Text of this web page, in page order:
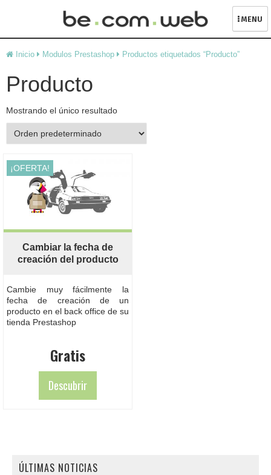
to
MENU
Inicio Modulos Prestashop Productos etiquetados “Producto”
Producto
Mostrando el único resultado
¡OFERTA!
Cambiar la fecha de
creación del producto
Cambie muy fácilmente la
fecha de creación de un
producto en el back office de su
tienda Prestashop
Gratis
Descubrir
ÚLTIMAS NOTICIAS